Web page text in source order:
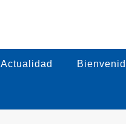
Actualidad